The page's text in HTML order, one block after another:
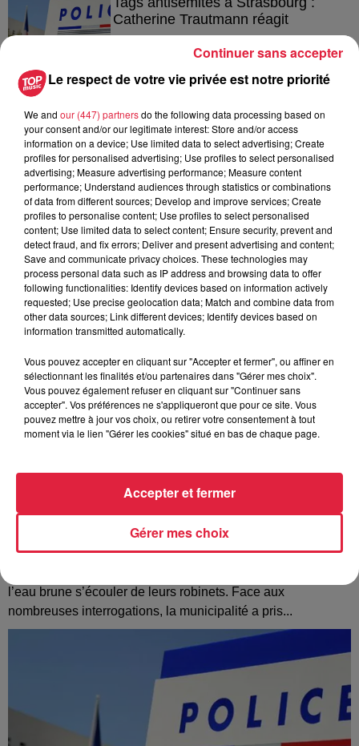
Catherine Trautmann réagit
Au zoo de Mulhouse : rencontre
avec les flamants rouges
À découvrir également
À Hoerdt, de l’eau brune sort des robinets
l’eau brune s’écouler de leurs robinets. Face aux
nombreuses interrogations, la municipalité a pris...
Le respect de votre vie privée est notre priorité
We and our (447) partnersdo the following data processing based on
your consent and/or our legitimate interest: Store and/or access
information on a device; Use limited data to select advertising; Create
profiles for personalised advertising; Use profiles to select personalised
advertising; Measure advertising performance; Measure content
performance; Understand audiences through statistics or combinations
of data from different sources; Develop and improve services; Create
profiles to personalise content; Use profiles to select personalised
content; Use limited data to select content; Ensure security, prevent and
detect fraud, and fix errors; Deliver and present advertising and content;
Save and communicate privacy choices. These technologies may
process personal data such as IP address and browsing data to offer
following functionalities: Identify devices based on information actively
requested; Use precise geolocation data; Match and combine data from
other data sources; Link different devices; Identify devices based on
information transmitted automatically.
Vous pouvez accepter en cliquant sur "Accepter et fermer", ou affiner en
sélectionnant les finalités et/ou partenaires dans "Gérer mes choix".
Vous pouvez également refuser en cliquant sur "Continuer sans
accepter". Vos préférences ne s'appliqueront que pour ce site. Vous
pouvez mettre à jour vos choix, ou retirer votre consentement à tout
moment via le lien "Gérer les cookies" situé en bas de chaque page.
Gérer mes choix
Accepter et fermer
Continuer sans accepter